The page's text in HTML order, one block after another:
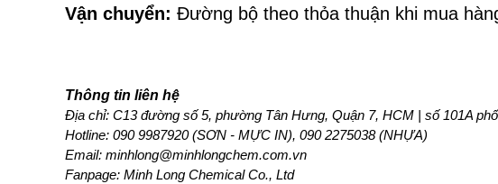
Vận chuyển: Đường bộ theo thỏa thuận khi mua
Thông tin liên hệ
Địa chỉ: C13 đường số 5, phường Tân Hưng, Quận 7, HCM | số 101A
Hotline: 090 9987920 (SƠN - MỰC IN), 090 2275038 (NHỰA)
Email: minhlong@minhlongchem.com.vn
Fanpage: Minh Long Chemical Co., Ltd